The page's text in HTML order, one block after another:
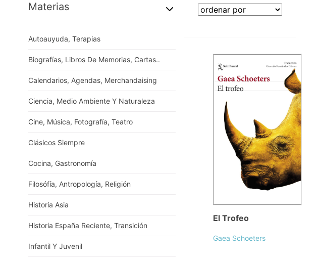
Materias
Autoauyuda, Terapias
Biografías, Libros De Memorias, Cartas..
Calendarios, Agendas, Merchandaising
Ciencia, Medio Ambiente Y Naturaleza
Cine, Música, Fotografía, Teatro
Clásicos Siempre
Cocina, Gastronomía
Filosófía, Antropología, Religión
Historia Asia
Historia España Reciente, Transición
Infantil Y Juvenil
El Trofeo
Gaea Schoeters